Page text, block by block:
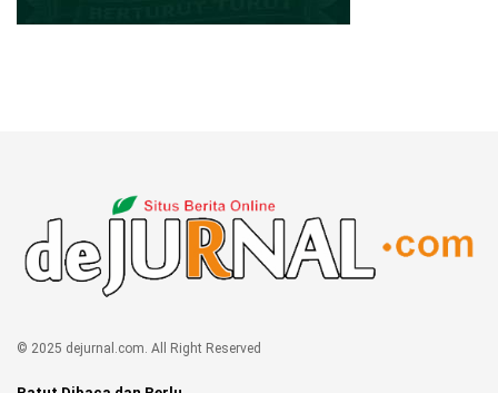
© 2025 dejurnal.com. All Right Reserved